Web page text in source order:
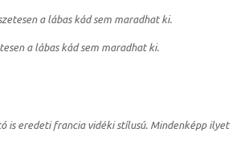
a lábas kád sem maradhat ki.